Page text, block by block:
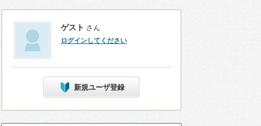
ゲスト さん
ログインしてください
新規ユーザ登録